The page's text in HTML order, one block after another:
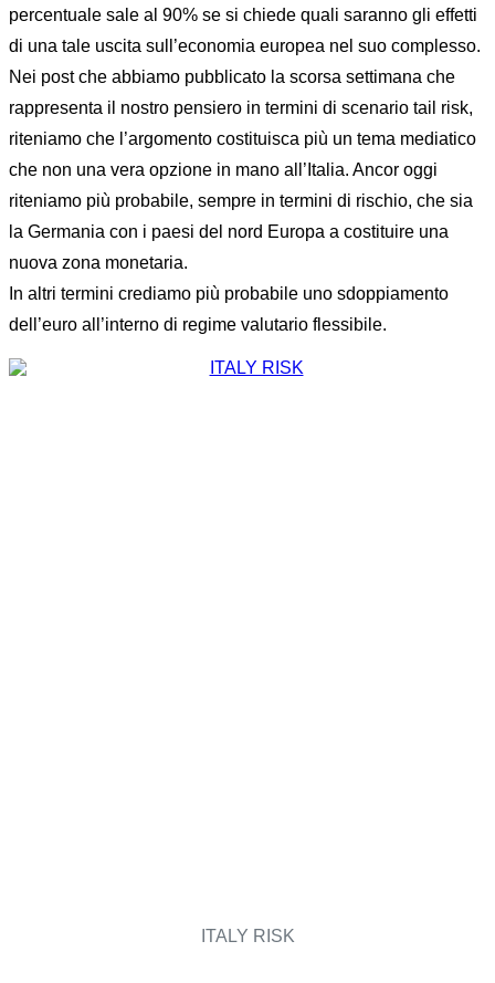
percentuale sale al 90% se si chiede quali saranno gli effetti
di una tale uscita sull’economia europea nel suo complesso.
Nei post che abbiamo pubblicato la scorsa settimana che
rappresenta il nostro pensiero in termini di scenario tail risk,
riteniamo che l’argomento costituisca più un tema mediatico
che non una vera opzione in mano all’Italia. Ancor oggi
riteniamo più probabile, sempre in termini di rischio, che sia
la Germania con i paesi del nord Europa a costituire una
nuova zona monetaria.
In altri termini crediamo più probabile uno sdoppiamento
dell’euro all’interno di regime valutario flessibile.
ITALY RISK